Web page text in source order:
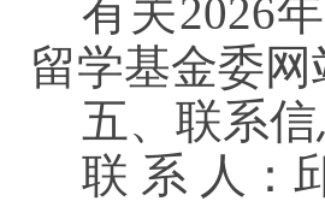
有关2026
留学基金委网
五、联系信
联 系 人：